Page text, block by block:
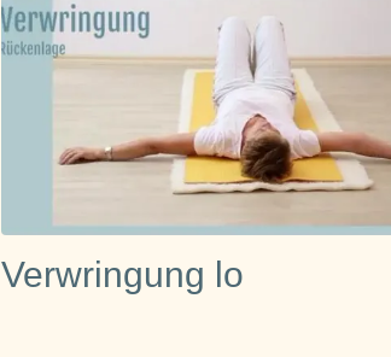
Verwringung lo